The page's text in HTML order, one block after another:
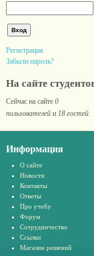
Регистрация
Забыли пароль?
На сайте
Сейчас на сайте 0
пользователей и 18 гостей
Информация
О сайте
Новости
Контакты
Ответы
Про учебу
Форум
Сотрудничество
Ссылки
Магазин решений